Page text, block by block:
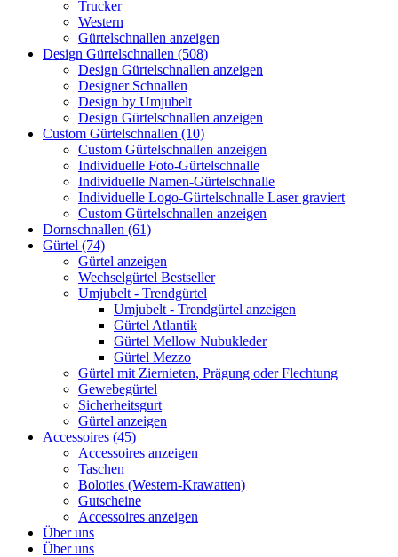
Trucker
Western
Gürtelschnallen anzeigen
Design Gürtelschnallen (508)
Design Gürtelschnallen anzeigen
Designer Schnallen
Design by Umjubelt
Design Gürtelschnallen anzeigen
Custom Gürtelschnallen (10)
Custom Gürtelschnallen anzeigen
Individuelle Foto-Gürtelschnalle
Individuelle Namen-Gürtelschnalle
Individuelle Logo-Gürtelschnalle Laser graviert
Custom Gürtelschnallen anzeigen
Dornschnallen (61)
Gürtel (74)
Gürtel anzeigen
Wechselgürtel Bestseller
Umjubelt - Trendgürtel
Umjubelt - Trendgürtel anzeigen
Gürtel Atlantik
Gürtel Mellow Nubukleder
Gürtel Mezzo
Gürtel mit Ziernieten, Prägung oder Flechtung
Gewebegürtel
Sicherheitsgurt
Gürtel anzeigen
Accessoires (45)
Accessoires anzeigen
Taschen
Boloties (Western-Krawatten)
Gutscheine
Accessoires anzeigen
Über uns
Über uns